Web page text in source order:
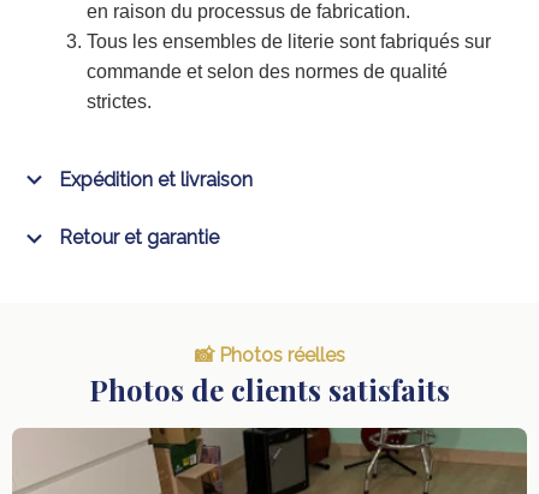
en raison du processus de fabrication.
Tous les ensembles de literie sont fabriqués sur
commande et selon des normes de qualité
strictes.
Expédition et livraison
Retour et garantie
📸 Photos réelles
Photos de clients satisfaits